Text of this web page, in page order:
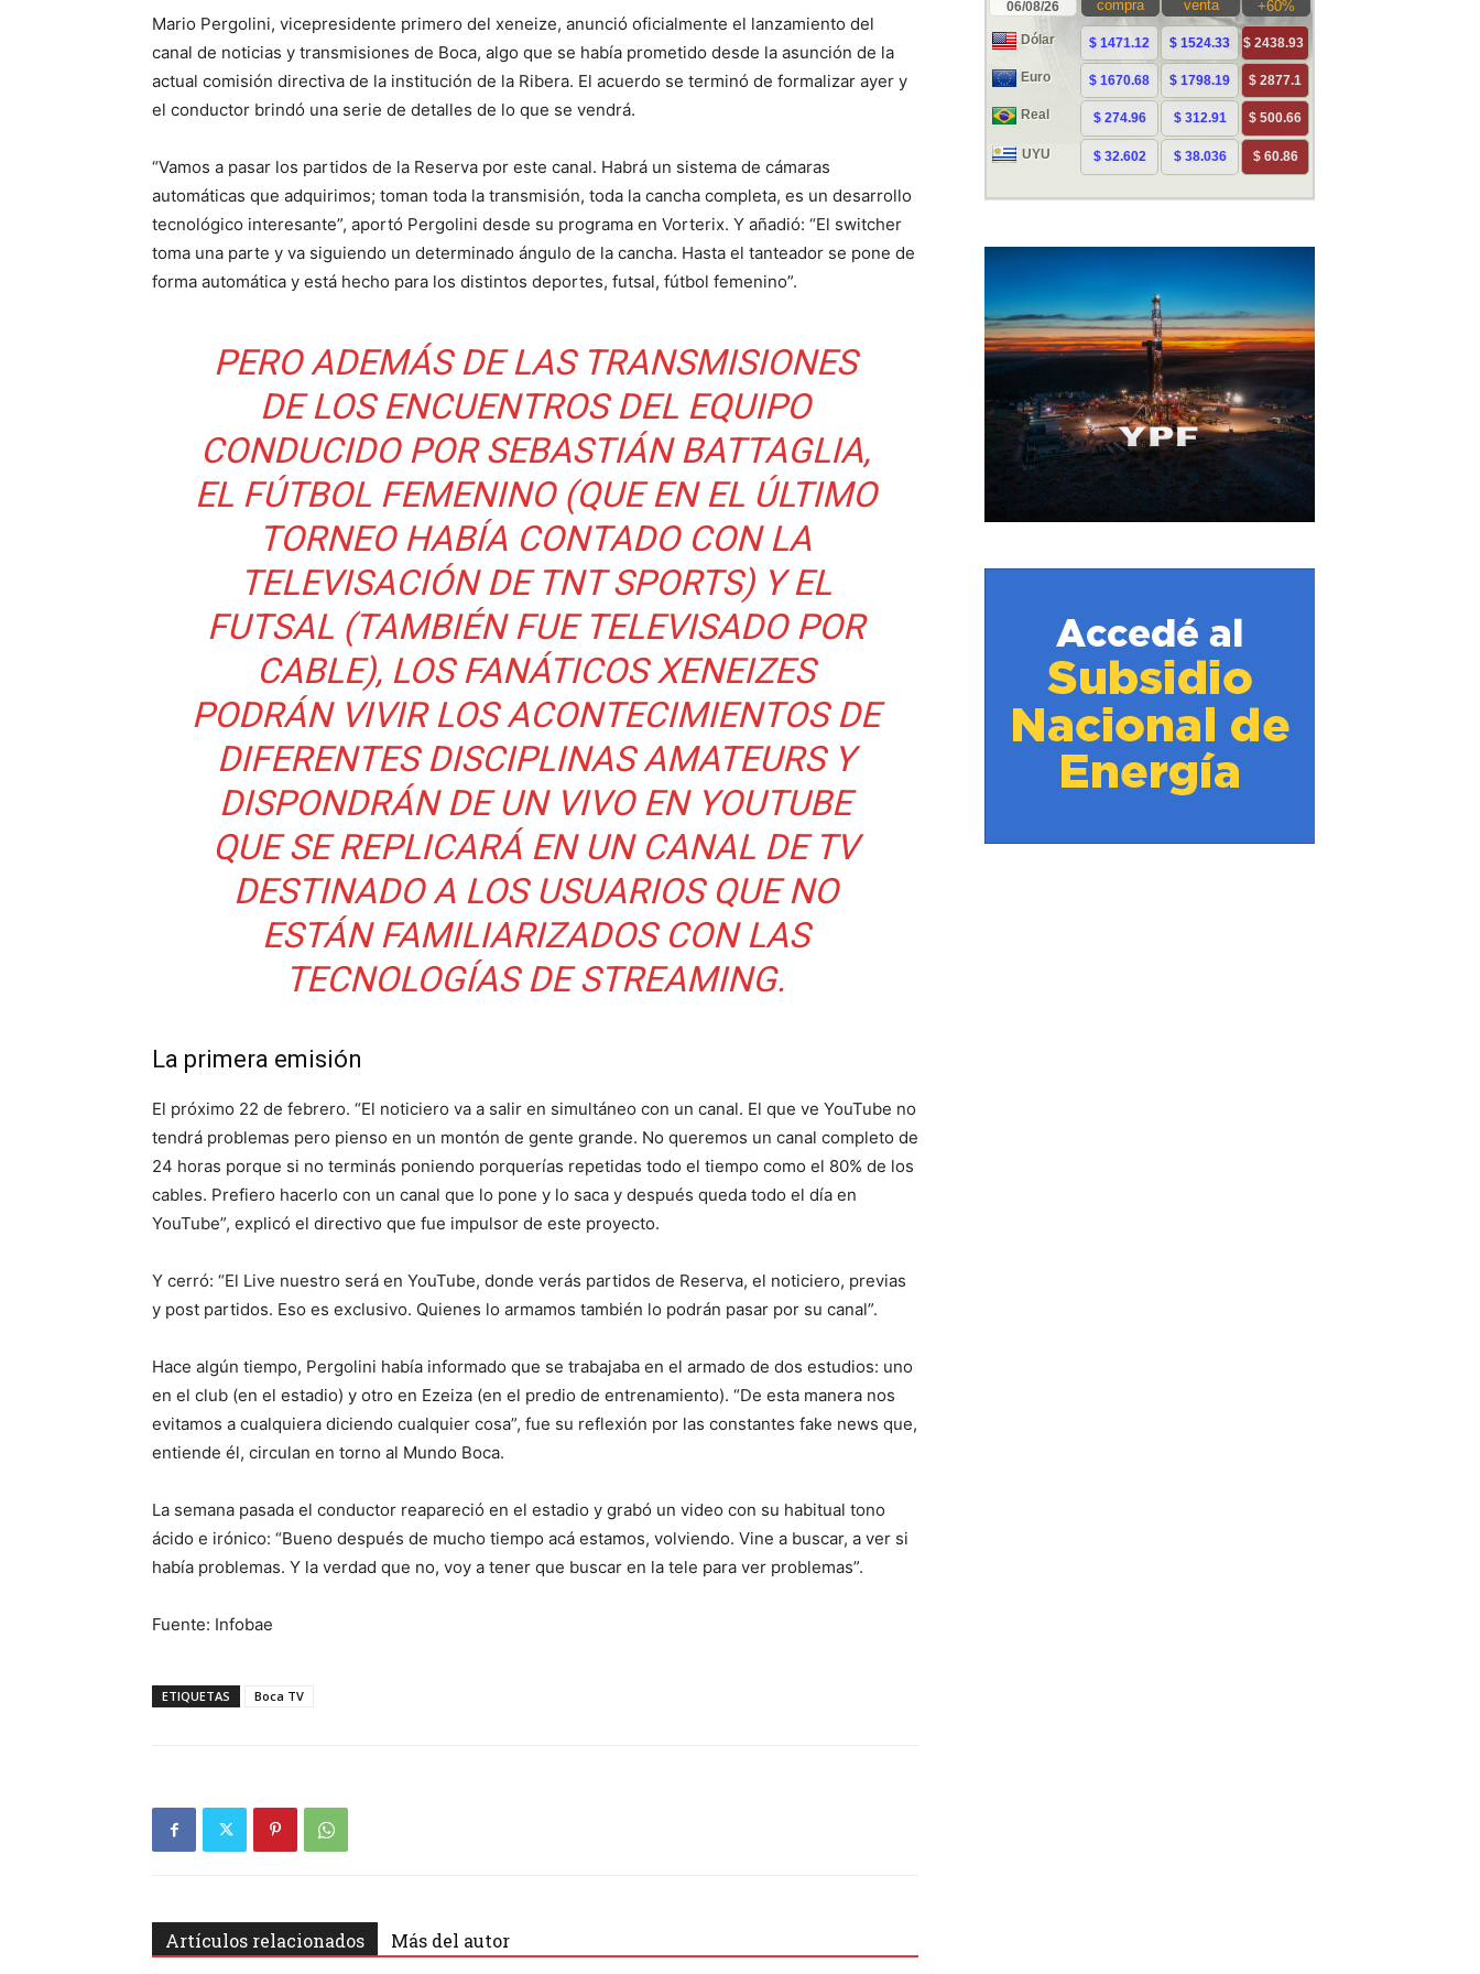
Mario Pergolini, vicepresidente primero del xeneize, anunció oficialmente el lanzamiento del
canal de noticias y transmisiones de Boca, algo que se había prometido desde la asunción de la
actual comisión directiva de la institución de la Ribera. El acuerdo se terminó de formalizar ayer y
el conductor brindó una serie de detalles de lo que se vendrá.
“Vamos a pasar los partidos de la Reserva por este canal. Habrá un sistema de cámaras
automáticas que adquirimos; toman toda la transmisión, toda la cancha completa, es un desarrollo
tecnológico interesante”, aportó Pergolini desde su programa en Vorterix. Y añadió: “El switcher
toma una parte y va siguiendo un determinado ángulo de la cancha. Hasta el tanteador se pone de
forma automática y está hecho para los distintos deportes, futsal, fútbol femenino”.
PERO ADEMÁS DE LAS TRANSMISIONES
DE LOS ENCUENTROS DEL EQUIPO
CONDUCIDO POR SEBASTIÁN BATTAGLIA,
EL FÚTBOL FEMENINO (QUE EN EL ÚLTIMO
TORNEO HABÍA CONTADO CON LA
TELEVISACIÓN DE TNT SPORTS) Y EL
FUTSAL (TAMBIÉN FUE TELEVISADO POR
CABLE), LOS FANÁTICOS XENEIZES
PODRÁN VIVIR LOS ACONTECIMIENTOS DE
DIFERENTES DISCIPLINAS AMATEURS Y
DISPONDRÁN DE UN VIVO EN YOUTUBE
QUE SE REPLICARÁ EN UN CANAL DE TV
DESTINADO A LOS USUARIOS QUE NO
ESTÁN FAMILIARIZADOS CON LAS
TECNOLOGÍAS DE STREAMING.
La primera emisión
El próximo 22 de febrero. “El noticiero va a salir en simultáneo con un canal. El que ve YouTube no
tendrá problemas pero pienso en un montón de gente grande. No queremos un canal completo de
24 horas porque si no terminás poniendo porquerías repetidas todo el tiempo como el 80% de los
cables. Prefiero hacerlo con un canal que lo pone y lo saca y después queda todo el día en
YouTube”, explicó el directivo que fue impulsor de este proyecto.
Y cerró: “El Live nuestro será en YouTube, donde verás partidos de Reserva, el noticiero, previas
y post partidos. Eso es exclusivo. Quienes lo armamos también lo podrán pasar por su canal”.
Hace algún tiempo, Pergolini había informado que se trabajaba en el armado de dos estudios: uno
en el club (en el estadio) y otro en Ezeiza (en el predio de entrenamiento). “De esta manera nos
evitamos a cualquiera diciendo cualquier cosa”, fue su reflexión por las constantes fake news que,
entiende él, circulan en torno al Mundo Boca.
La semana pasada el conductor reapareció en el estadio y grabó un video con su habitual tono
ácido e irónico: “Bueno después de mucho tiempo acá estamos, volviendo. Vine a buscar, a ver si
había problemas. Y la verdad que no, voy a tener que buscar en la tele para ver problemas”.
Fuente: Infobae
ETIQUETAS Boca TV
Artículos relacionados Más del autor